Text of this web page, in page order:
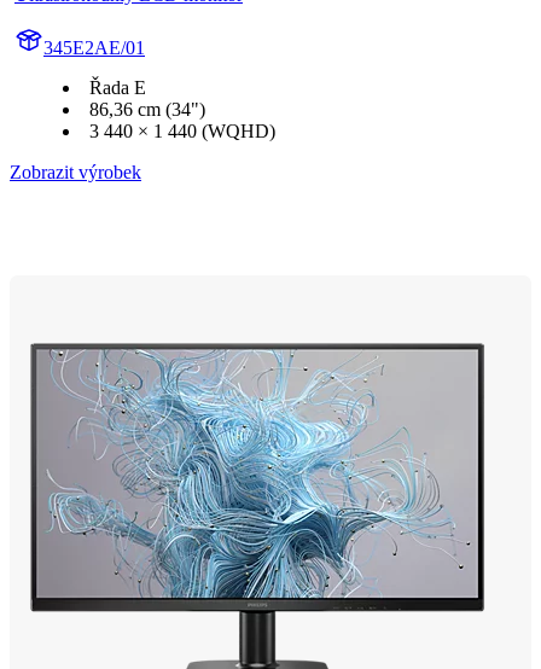
345E2AE/01
Řada E
86,36 cm (34")
3 440 × 1 440 (WQHD)
Zobrazit výrobek